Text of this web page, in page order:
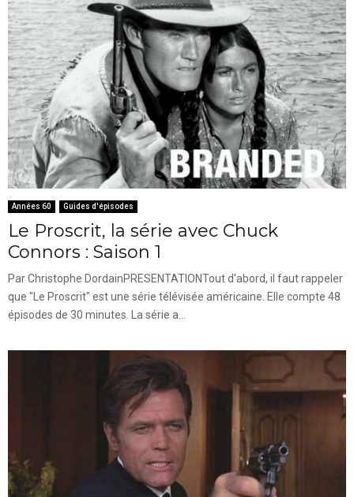
Années 60 Guides d'épisodes
Le Proscrit, la série avec Chuck
Connors : Saison 1
Par Christophe DordainPRESENTATIONTout d'abord, il faut rappeler
que "Le Proscrit" est une série télévisée américaine. Elle compte 48
épisodes de 30 minutes. La série a...